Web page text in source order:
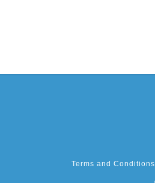
Terms and